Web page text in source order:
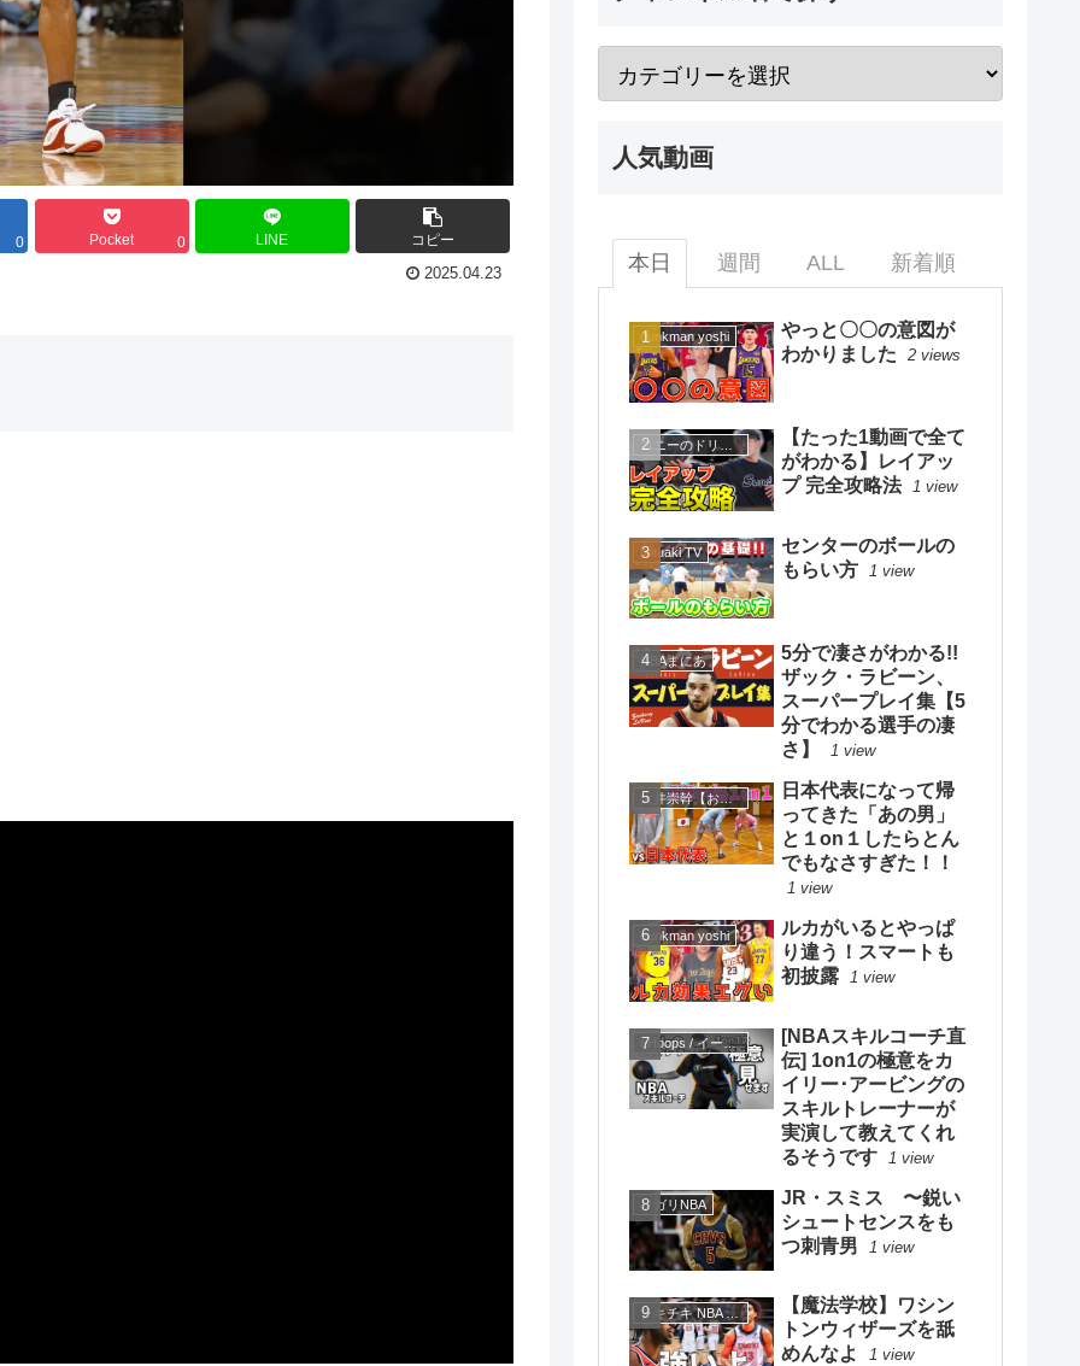
0 Pocket 0 LINE コピー
2025.04.23
人気動画
本日 週間 ALL 新着順
dunkman yoshi
やっと〇〇の意図が
わかりました
2 views
コニーのドリブルスクール
【たった1動画で全て
がわかる】レイアッ
プ 完全攻略法 1 view
mituaki TV
センターのボールの
もらい方
1 view
NBAまにあ
5分で凄さがわかる!!
ザック・ラビーン、
スーパープレイ集【5
分でわかる選手の凄
さ】
1 view
大井崇幹【おおいたかよし】
日本代表になって帰
ってきた「あの男」
と１on１したらとん
でもなさすぎた！！
1 view
dunkman yoshi
ルカがいるとやっぱ
り違う！スマートも
初披露 1 view
eHoops / イー・フープス
[NBAスキルコーチ直
伝] 1on1の極意をカ
イリー･アービングの
スキルトレーナーが
実演して教えてくれ
るそうです
1 view
ソガリNBA
JR・スミス 〜鋭い
シュートセンスをも
つ刺青男
1 view
チキチキ NBA TV
【魔法学校】ワシン
トンウィザーズを舐
めんなよ
1 view